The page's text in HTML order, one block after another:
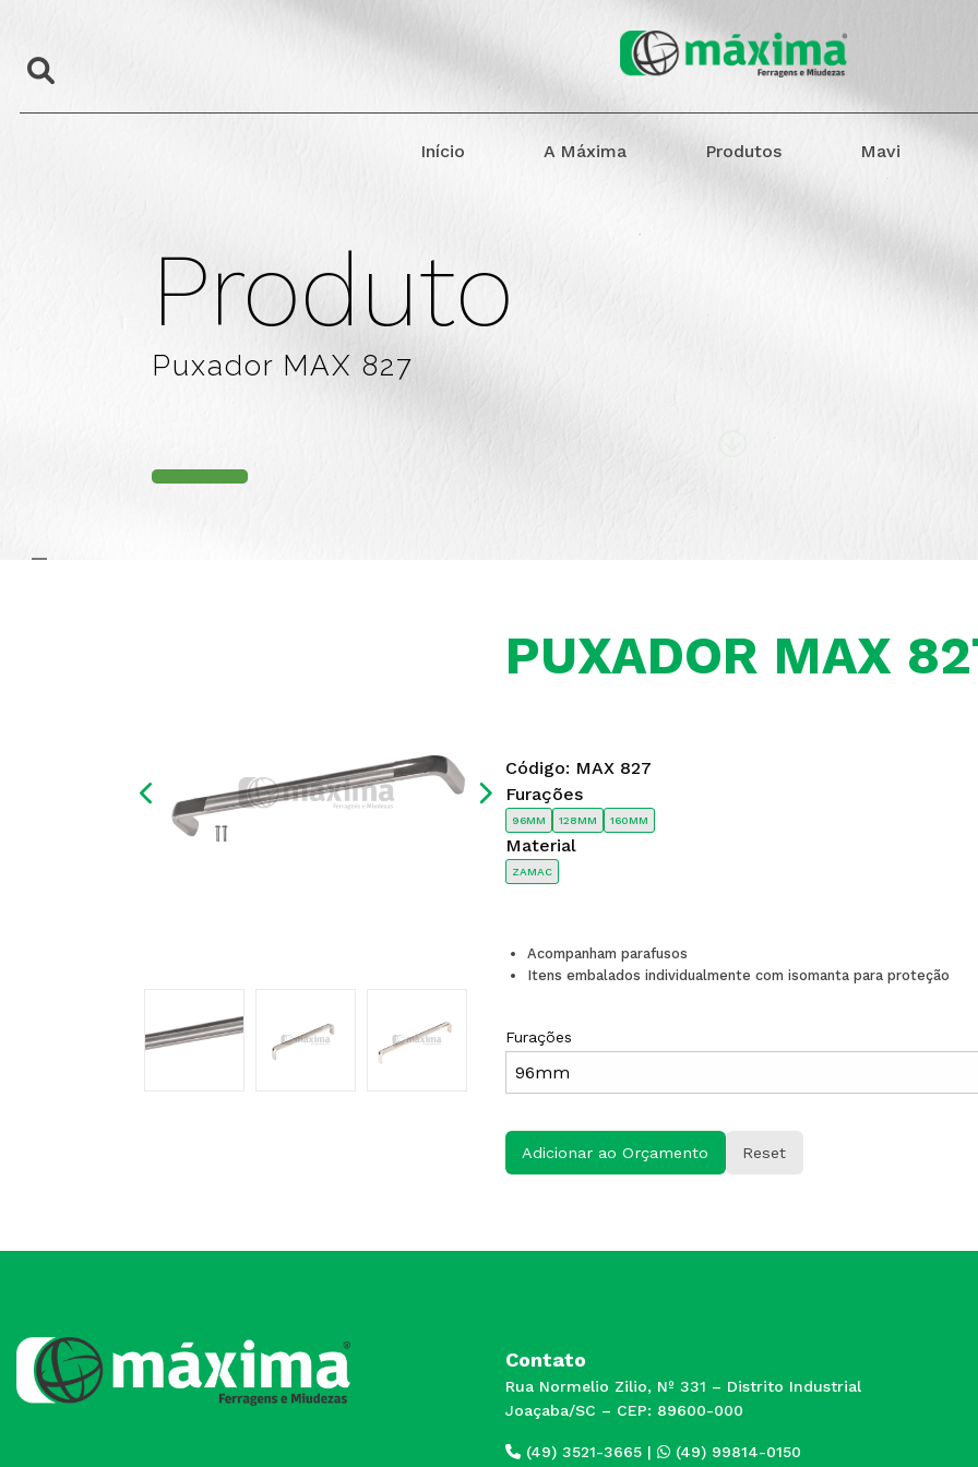
Início A Máxima Produtos Mavi
Produto
Puxador MAX 827
Previous Next
PUXADOR MAX
Código: MAX 827
Furações
96MM 128MM 160MM
Material
ZAMAC
Acompanham parafusos
Itens embalados individualmente com isomanta para proteção
Furações
Adicionar ao Orçamento Reset
Contato
Rua Normelio Zilio, Nº 331 – Distrito Industrial
Joaçaba/SC – CEP: 89600-000
(49) 3521-3665| (49) 99814-0150